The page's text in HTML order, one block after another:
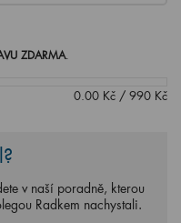
ZDARMA.
0.00 Kč / 990 Kč
v naší poradně, kterou
Radkem nachystali.